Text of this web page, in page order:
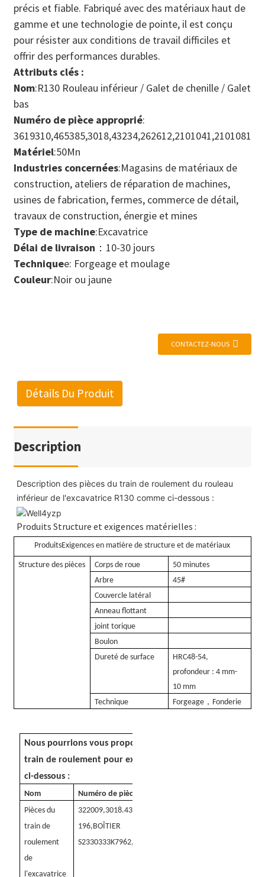
précis et fiable. Fabriqué avec des matériaux haut de
gamme et une technologie de pointe, il est conçu
pour résister aux conditions de travail difficiles et
offrir des performances durables.
Attributs clés :
Nom:R130 Rouleau inférieur / Galet de chenille / Galet
bas
Numéro de pièce approprié:
Matériel:50Mn
Industries concernées:Magasins de matériaux de
construction, ateliers de réparation de machines,
usines de fabrication, fermes, commerce de détail,
travaux de construction, énergie et mines
Type de machine:Excavatrice
Délai de livraison ：10-30 jours
Techniquee: Forgeage et moulage
Couleur:Noir ou jaune
CONTACTEZ-NOUS
Détails Du Produit
Description
Description des pièces du train de roulement du rouleau
inférieur de l'excavatrice R130 comme ci-dessous :
Produits Structure et exigences matérielles :
ProduitsExigences en matière de structure et de matériaux
Structure des pièces Corps de roue
50 minutes
Arbre
45#
Couvercle latéral
Anneau flottant
joint torique
Boulon
Dureté de surface
HRC48-54,
profondeur : 4 mm-
10 mm
Technique
Forgeage ， Fonderie
Nous pourrions vous proposer d'autres pièces de
train de roulement pour excavatrice R130 comme
ci-dessous :
Nom
Numéro de pièce
Pièces du
train de
roulement
de
l'excavatrice
322009,3018.43232
196,BOÎTIER
S2330333K7962,